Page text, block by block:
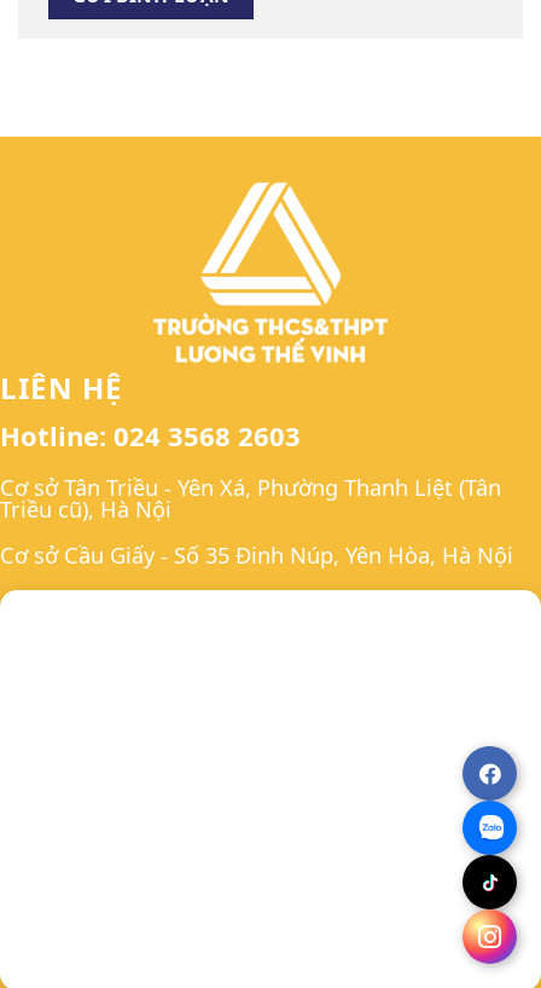
LIÊN HỆ
Hotline: 024 3568 2603
Cơ sở Tân Triều - Yên Xá, Phường Thanh Liệt (Tân
Triều cũ), Hà Nội
Cơ sở Cầu Giấy - Số 35 Đinh Núp, Yên Hòa, Hà Nội